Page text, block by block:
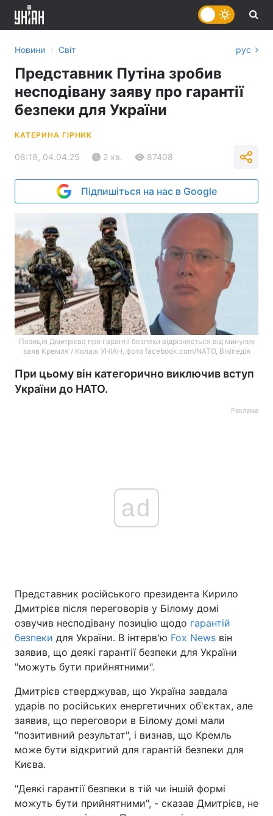
Головна Війна
Україна Політика
Економіка Світ
Техно і зв'язок Лайт
Зброя Інциденти
Здоров'я Туризм
Цікавинки Погода
Екологія Регіони
Новини › Світ рус
Представник Путіна зробив
несподівану заяву про гарантії
безпеки для України
КАТЕРИНА ГІРНИК
08:18, 04.04.25 2 хв. 87408
Підпишіться на нас в Google
Позиція Дмитрієва про гарантії безпеки відрізняється від минулих
заяв Кремля / Колаж УНІАН, фото facebook.com/NATO, Вікіпедія
При цьому він категорично виключив вступ
України до НАТО.
Реклама
ad
Представник російського президента Кирило
Дмитрієв після переговорів у Білому домі
озвучив несподівану позицію щодо гарантій
безпеки для України. В інтерв'ю Fox News він
заявив, що деякі гарантії безпеки для України
"можуть бути прийнятними".
Дмитрієв стверджував, що Україна завдала
ударів по російських енергетичних об'єктах, але
заявив, що переговори в Білому домі мали
"позитивний результат", і визнав, що Кремль
може бути відкритий для гарантій безпеки для
Києва.
"Деякі гарантії безпеки в тій чи іншій формі
можуть бути прийнятними", - сказав Дмитрієв, не